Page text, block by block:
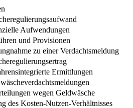
Aufwendungen
und Provisionen
zu einer Verdachtsmeldung
Ermittlungen
wegen Geldwäsche
des Kosten-Nutzen-Verhältnisses